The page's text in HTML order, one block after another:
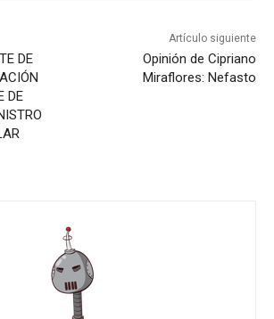
DE
DE
Artículo siguiente
Opinión de Cipriano
Miraflores: Nefasto